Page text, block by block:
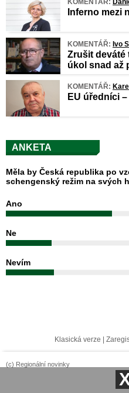
Inferno mezi
KOMENTÁŘ: Ivo
Zrušit deváté
úkol snad až
KOMENTÁŘ:
EU úředníci
ANKETA
Měla by Česká republika po
schengenský režim na svých
Ano
Ne
Nevím
Klasická verze |
(c) Regionální novinky